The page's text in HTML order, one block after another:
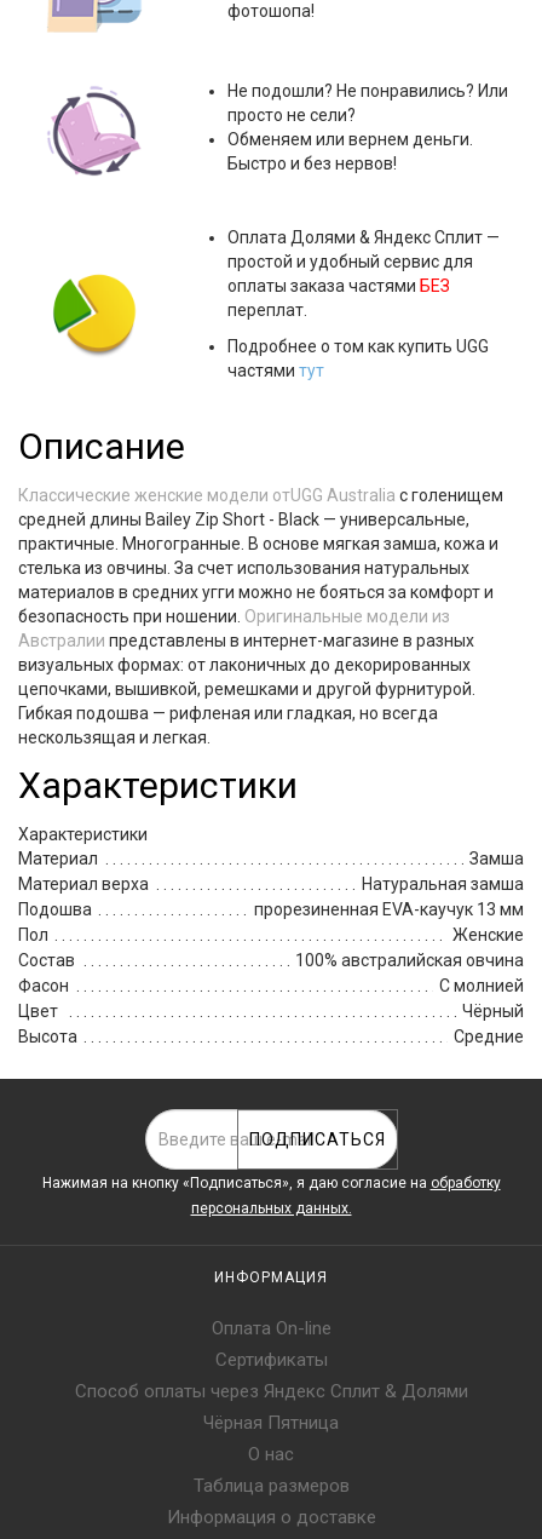
фотошопа!
Не подошли? Не понравились? Или
просто не сели?
Обменяем или вернем деньги.
Быстро и без нервов!
ОплатаДолями & Яндекс Сплит —
простой и удобный сервис для
оплаты заказа частями БЕЗ
переплат.
Подробнее о том как купить UGG
частями тут
Описание
Классические женские модели отUGG Australia с голенищем
средней длины Bailey Zip Short - Black — универсальные,
практичные. Многогранные. В основе мягкая замша, кожа и
стелька из овчины. За счет использования натуральных
материалов в средних угги можно не бояться за комфорт и
безопасность при ношении. Оригинальные модели из
Австралии представлены в интернет-магазине в разных
визуальных формах: от лаконичных до декорированных
цепочками, вышивкой, ремешками и другой фурнитурой.
Гибкая подошва — рифленая или гладкая, но всегда
нескользящая и легкая.
Характеристики
Характеристики
Материал
Замша
Материал верха
Натуральная замша
Подошва
прорезиненная EVA-каучук 13 мм
Пол
Женские
Состав
100% австралийская овчина
Фасон
С молнией
Цвет
Чёрный
Высота
Средние
ПОДПИСАТЬСЯ
Нажимая на кнопку «Подписаться», я даю cогласие на обработку
персональных данных.
ИНФОРМАЦИЯ
Оплата On-line
Сертификаты
Способ оплаты через Яндекс Сплит & Долями
Чёрная Пятница
О нас
Таблица размеров
Информация о доставке